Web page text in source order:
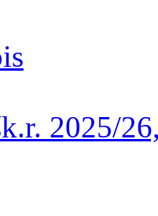
2025/